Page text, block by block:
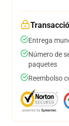
Entrega
Número de
paquetes
Reembolso